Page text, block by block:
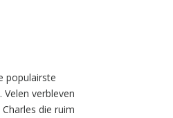
populairste
verbleven
die ruim